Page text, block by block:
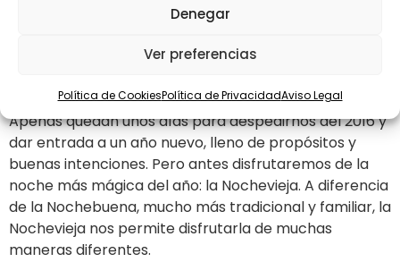
Denegar
Ver preferencias
Política de CookiesPolítica de PrivacidadAviso Legal
Apenas quedan unos días para despedirnos del 2016 y
dar entrada a un año nuevo, lleno de propósitos y
buenas intenciones. Pero antes disfrutaremos de la
noche más mágica del año: la Nochevieja. A diferencia
de la Nochebuena, mucho más tradicional y familiar, la
Nochevieja nos permite disfrutarla de muchas
maneras diferentes.